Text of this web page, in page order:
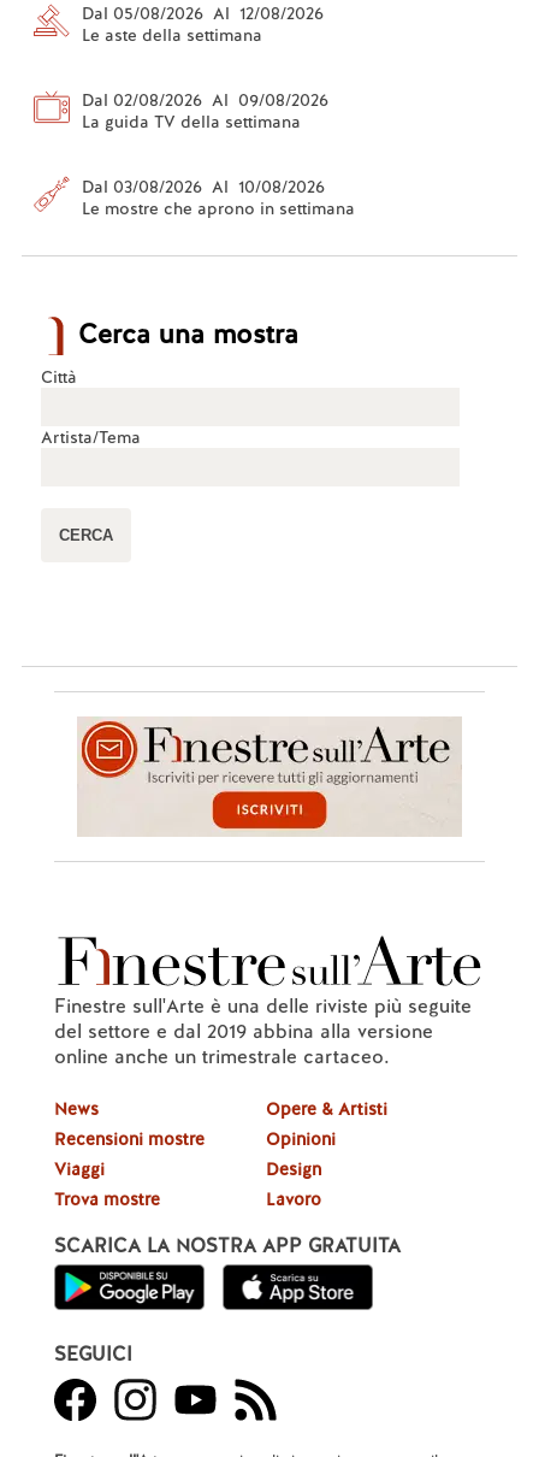
Dal 05/08/2026 Al 12/08/2026
Le aste della settimana
Dal 02/08/2026 Al 09/08/2026
La guida TV della settimana
Dal 03/08/2026 Al 10/08/2026
Le mostre che aprono in settimana
Cerca una mostra
Città
Artista/Tema
Finestre sull'Arte è una delle riviste più seguite
del settore e dal 2019 abbina alla versione
online anche un trimestrale cartaceo.
News
Recensioni mostre
Viaggi
Trova mostre
Opere & Artisti
Opinioni
Design
Lavoro
SCARICA LA NOSTRA APP GRATUITA
SEGUICI